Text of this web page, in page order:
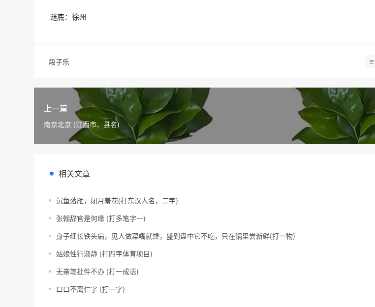
谜底：徐州
段子乐
上一篇
南京北京 (江西市、县名)
相关文章
沉鱼落雁，闭月羞花(打东汉人名，二字)
张翰辞官是何缘 (打多笔字一)
身子细长铁头扁，见人做菜嘴就馋，盛到盘中它不吃，只在锅里尝新鲜(打一物)
姑娘性行淑静 (打四字体育项目)
无亲笔批件不办 (打一成语)
口口不离仁字 (打一字)